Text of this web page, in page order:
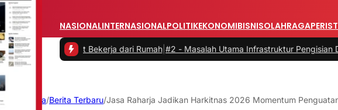
NASIONALINTERNASIONALPOLITIKEKONOMIBISNISOLAHRAGA
saat Bekerja dari Rumah|#2 -Masalah Utama Infrastruktur Pengisian Daya untuk
Beranda/Berita Terbaru/Jasa Raharja Jadikan Harkitnas 2026 Momentum